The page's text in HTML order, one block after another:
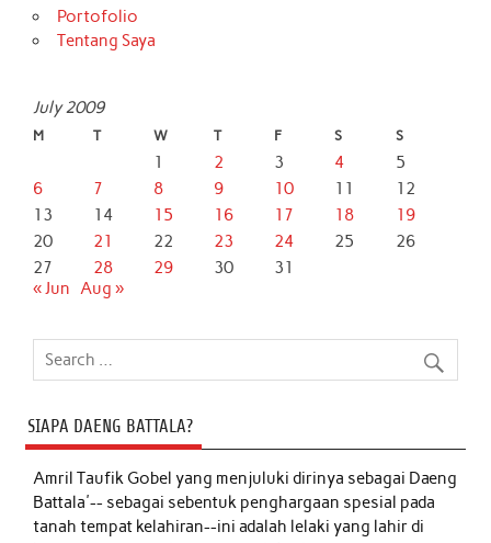
Portofolio
Tentang Saya
July 2009
M T W T F S S
1 2 3 4
5
6
7 8 9 10 11
12
13
14 15 16 17 18
19
20
21 22 23 24 25
26
27
28 29 30
31
« Jun Aug »
SIAPA DAENG BATTALA?
Amril Taufik Gobelyang menjuluki dirinya sebagai Daeng
Battala'-- sebagai sebentuk penghargaan spesial pada
tanah tempat kelahiran--ini adalah lelaki yang lahir di